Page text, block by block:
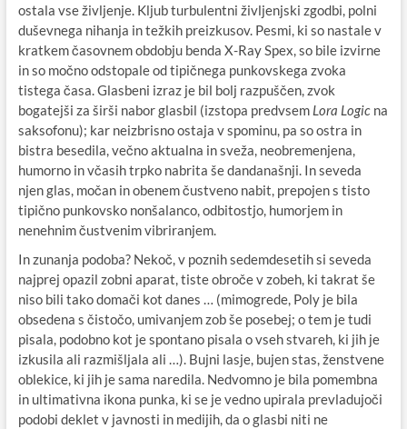
ostala vse življenje. Kljub turbulentni življenjski zgodbi, polni
duševnega nihanja in težkih preizkusov. Pesmi, ki so nastale v
kratkem časovnem obdobju benda X-Ray Spex, so bile izvirne
in so močno odstopale od tipičnega punkovskega zvoka
tistega časa. Glasbeni izraz je bil bolj razpuščen, zvok
bogatejši za širši nabor glasbil (izstopa predvsem Lora Logicna
saksofonu); kar neizbrisno ostaja v spominu, pa so ostra in
bistra besedila, večno aktualna in sveža, neobremenjena,
humorno in včasih trpko nabrita še dandanašnji. In seveda
njen glas, močan in obenem čustveno nabit, prepojen s tisto
tipično punkovsko nonšalanco, odbitostjo, humorjem in
nenehnim čustvenim vibriranjem.
In zunanja podoba? Nekoč, v poznih sedemdesetih si seveda
najprej opazil zobni aparat, tiste obroče v zobeh, ki takrat še
niso bili tako domači kot danes … (mimogrede, Poly je bila
obsedena s čistočo, umivanjem zob še posebej; o tem je tudi
pisala, podobno kot je spontano pisala o vseh stvareh, ki jih je
izkusila ali razmišljala ali …). Bujni lasje, bujen stas, ženstvene
oblekice, ki jih je sama naredila. Nedvomno je bila pomembna
in ultimativna ikona punka, ki se je vedno upirala prevladujoči
podobi deklet v javnosti in medijih, da o glasbi niti ne